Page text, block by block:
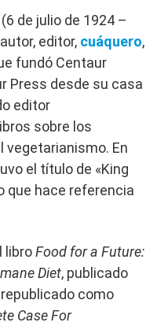
de julio de 1924 –
editor, cuáquero,
fundó Centaur
Press desde su casa
editor
sobre los
vegetarianismo. En
el título de «King
que hace referencia
libroFood for a Future:
Diet, publicado
como
Case For